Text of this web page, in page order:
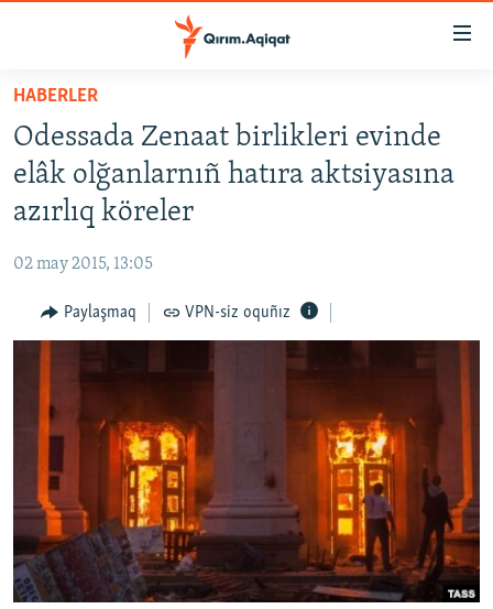
Esas
qaytmaq
Baş
navigatsiyağa
qaytmaq
Qıdıruvğa
qaytmaq
HABERLER
SİYASET
İQTİSADİYAT
MEDENİYET
İNSAN AQLARI
BLOGLAR
FİKİR
Русский
Українською
HABERLER
Odessada Zenaat birlikleri evinde
elâk olğanlarnıñ hatıra aktsiyasına
azırlıq köreler
02 may 2015, 13:05
Paylaşmaq VPN-siz oquñız